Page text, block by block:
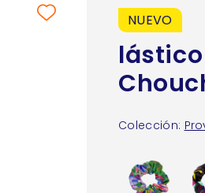
NUEVO
Colección: